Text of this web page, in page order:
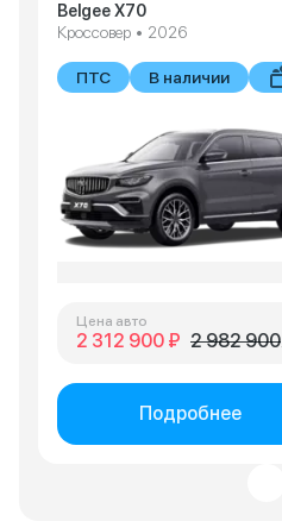
Belgee X70
Кроссовер • 2026
ПТС В наличии
Цена авто
2 312 900 ₽ 2 982 900 ₽
Подробнее